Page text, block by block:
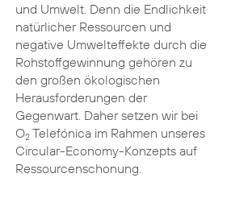
und Umwelt. Denn die Endlichkeit
natürlicher Ressourcen und
negative Umwelteffekte durch die
Rohstoffgewinnung gehören zu
den großen ökologischen
Herausforderungen der
Gegenwart. Daher setzen wir bei
O2Telefónica im Rahmen unseres
Circular-Economy-Konzepts auf
Ressourcenschonung.